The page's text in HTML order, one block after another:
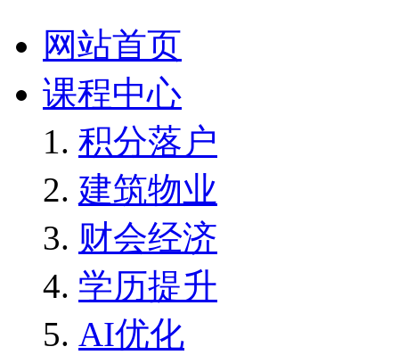
网站首页
课程中心
积分落户
建筑物业
财会经济
学历提升
AI优化